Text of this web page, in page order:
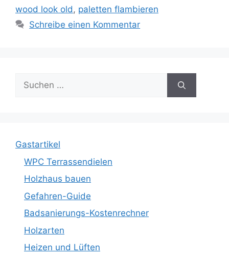
wood look old, paletten flambieren
Schreibe einen Kommentar
Suche
nach:
Gastartikel
WPC Terrassendielen
Holzhaus bauen
Gefahren-Guide
Badsanierungs-Kostenrechner
Holzarten
Heizen und Lüften